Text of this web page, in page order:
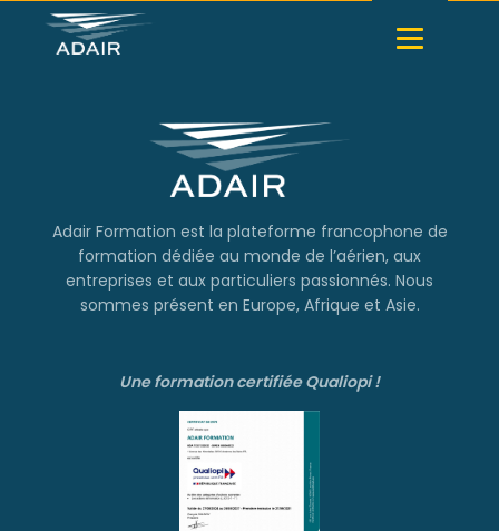
Adair Formation est la plateforme francophone de
formation dédiée au monde de l’aérien, aux
entreprises et aux particuliers passionnés. Nous
sommes présent en Europe, Afrique et Asie.
Une formation certifiée Qualiopi !